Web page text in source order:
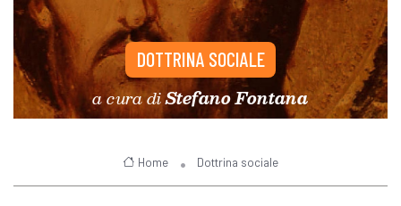
DOTTRINA SOCIALE
a cura diStefano Fontana
Home Dottrina sociale